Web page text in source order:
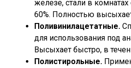
железе, стали в
60%. Полностью
Поливинилацетатные.
для использования под
Высыхает быстро, в
Полистирольные.